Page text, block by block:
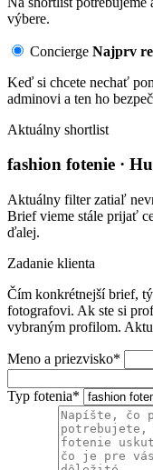
výbere.
Concierge Najprv
Keď si chcete nechať
adminovi a ten ho
Aktuálny shortlist
fashion fotenie ·
Aktuálny filter zatiaľ
Brief vieme stále prijať
ďalej.
Zadanie klienta
Čím konkrétnejší brief,
fotografovi. Ak ste si
vybraným profilom.
Meno a priezvisko*
Typ fotenia*